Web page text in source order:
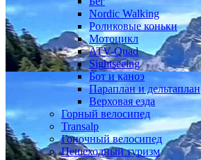
Nordic Walking
Роликовые коньки
Мотоцикл
ATV-Quad
Sightseeing
Бот и каноэ
Параплан и дельтаплан
Верховая езда
Горный велосипед
Transalp
Гоночный велосипед
Пешеходный туризм